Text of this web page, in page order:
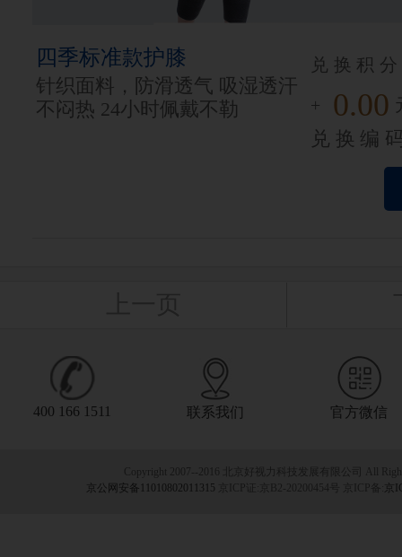
四季标准款护膝
针织面料，防滑透气 吸湿透汗
不闷热 24小时佩戴不勒
兑换积
+ 0.00
兑换编
400 166 1511 联系我们 官方微信
Copyright 2007--2016 北京好视力科技发展有限公司 All
京公网安备11010802011315 京ICP证:京B2-20200454号 京ICP备: 京